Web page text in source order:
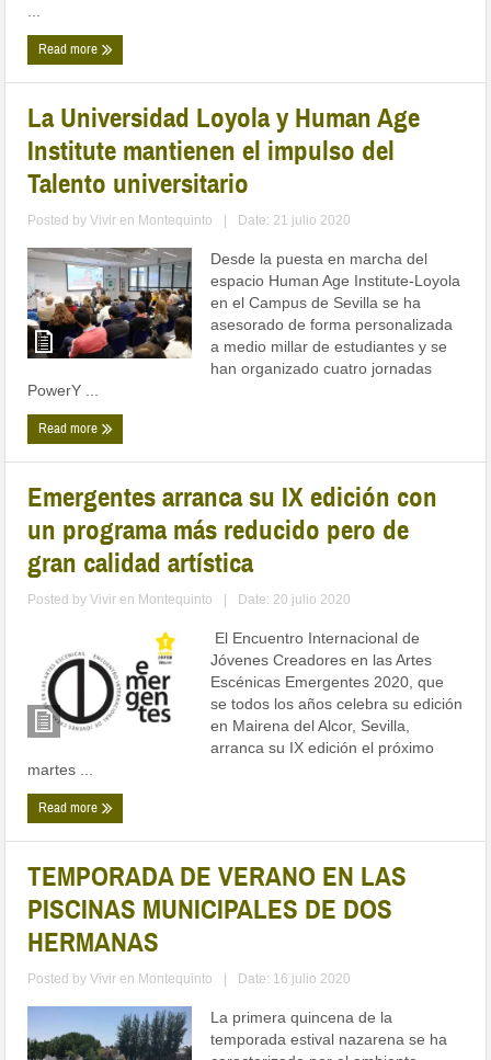
...
Read more
La Universidad Loyola y Human Age
Institute mantienen el impulso del
Talento universitario
Posted byVivir en Montequinto Date: 21 julio 2020
Desde la puesta en marcha del
espacio Human Age Institute-Loyola
en el Campus de Sevilla se ha
asesorado de forma personalizada
a medio millar de estudiantes y se
han organizado cuatro jornadas
PowerY ...
Read more
Emergentes arranca su IX edición con
un programa más reducido pero de
gran calidad artística
Posted byVivir en Montequinto Date: 20 julio 2020
El Encuentro Internacional de
Jóvenes Creadores en las Artes
Escénicas Emergentes 2020, que
se todos los años celebra su edición
en Mairena del Alcor, Sevilla,
arranca su IX edición el próximo
martes ...
Read more
TEMPORADA DE VERANO EN LAS
PISCINAS MUNICIPALES DE DOS
HERMANAS
Posted byVivir en Montequinto Date: 16 julio 2020
La primera quincena de la
temporada estival nazarena se ha